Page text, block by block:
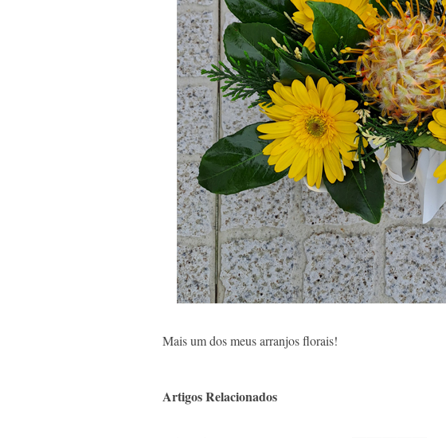
Mais um dos meus arranjos florais!
Artigos Relacionados